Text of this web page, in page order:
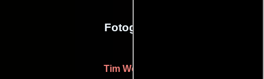
Fotografia
Tim Wooster